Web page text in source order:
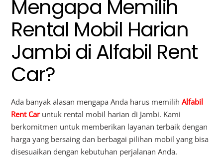
Mengapa Memilih
Rental Mobil Harian
Jambi di Alfabil Rent
Car?
Ada banyak alasan mengapa Anda harus memilihAlfabil
Rent Caruntuk rental mobil harian di Jambi. Kami
berkomitmen untuk memberikan layanan terbaik dengan
harga yang bersaing dan berbagai pilihan mobil yang bisa
disesuaikan dengan kebutuhan perjalanan Anda.